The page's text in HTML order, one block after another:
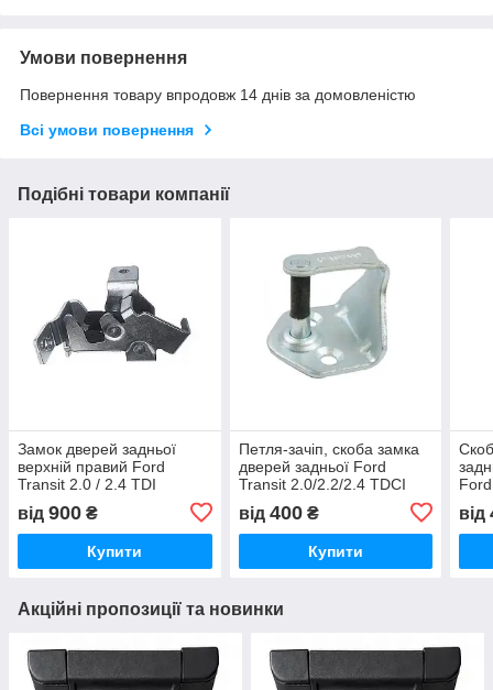
Умови повернення
Повернення товару впродовж 14 днів за домовленістю
Всі умови повернення
Подібні товари компанії
Замок дверей задньої
верхній правий Ford
Transit 2.0 / 2.4 TDI
2000-2013,
YC15V43286AG
від 900 ₴
Купити
Петля-зачіп, скоба замка
дверей задньої Ford
Transit 2.0/2.2/2.4 TDCI
2000-2013,
YC15V441A09AJ
від 400₴
Купити
від
Акційні пропозиції та новинки